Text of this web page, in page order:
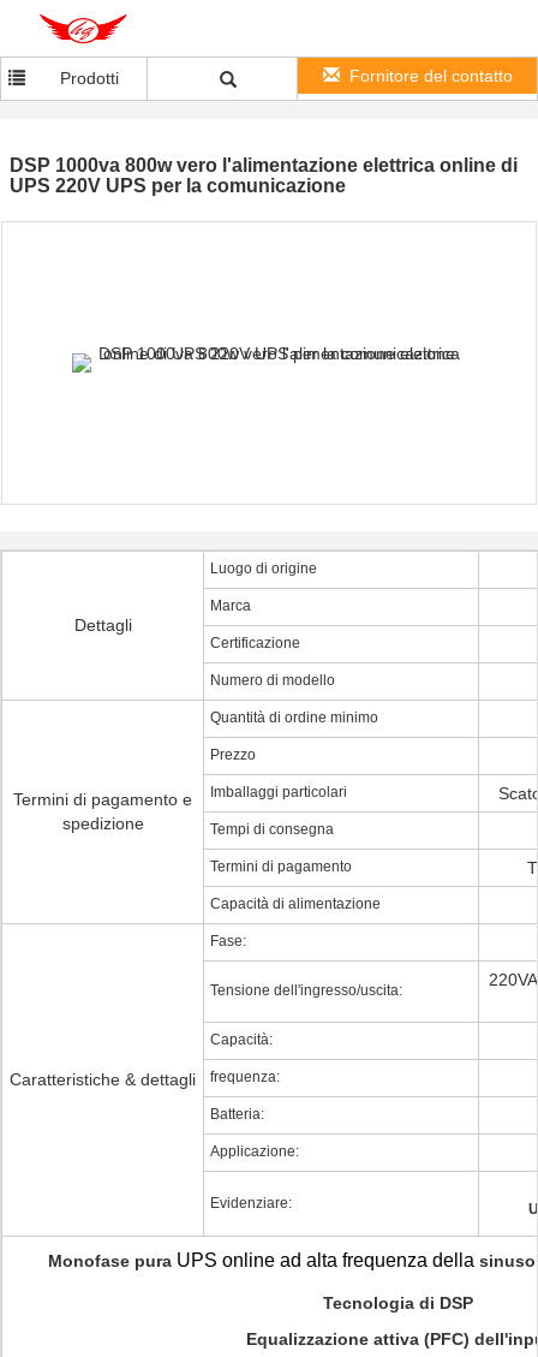
Prodotti Fornitore del contatto
DSP 1000va 800w vero l'alimentazione elettrica online di
UPS 220V UPS per la comunicazione
Dettagli
Luogo di origine
Marca
Certificazione
Numero di modello
Termini di pagamento e
spedizione
Quantità di ordine minimo
Prezzo
Imballaggi particolari
Tempi di consegna
Termini di pagamento
Capacità di alimentazione
Caratteristiche & dettagli
Fase:
Tensione dell'ingresso/uscita:
Capacità:
frequenza:
Batteria:
Applicazione:
Evidenziare:
Monofase pura UPS online ad alta frequenza della
Tecnologia di DSP
Equalizzazione attiva (PFC)